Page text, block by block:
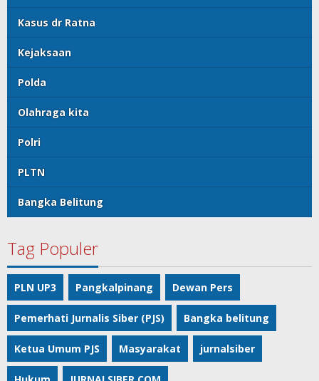
Kasus dr Ratna
Kejaksaan
Polda
Olahraga kita
Polri
PLTN
Bangka Belitung
Tag Populer
PLN UP3 Pangkalpinang Dewan Pers
Pemerhati Jurnalis Siber (PJS) Bangka belitung
Ketua Umum PJS Masyarakat jurnalsiber